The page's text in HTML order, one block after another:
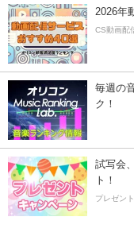
2026年
CS動画配
毎週の
ク！
試写会
ト！
プレゼン